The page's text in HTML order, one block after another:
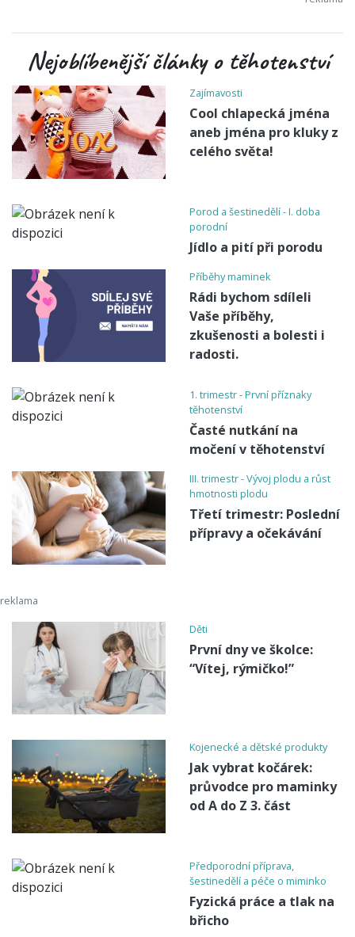
Nejoblíbenější články o těhotenství
Zajímavosti
Cool chlapecká jména
aneb jména pro kluky z
celého světa!
Porod a šestinedělí - I. doba
porodní
Jídlo a pití při porodu
Příběhy maminek
Rádi bychom sdíleli
Vaše příběhy,
zkušenosti a bolesti i
radosti.
1. trimestr - První příznaky
těhotenství
Časté nutkání na
močení v těhotenství
III. trimestr - Vývoj plodu a růst
hmotnosti plodu
Třetí trimestr: Poslední
přípravy a očekávání
Děti
První dny ve školce:
“Vítej, rýmičko!”
Kojenecké a dětské produkty
Jak vybrat kočárek:
průvodce pro maminky
od A do Z 3. část
Předporodní příprava,
šestinedělí a péče o miminko
Fyzická práce a tlak na
břicho